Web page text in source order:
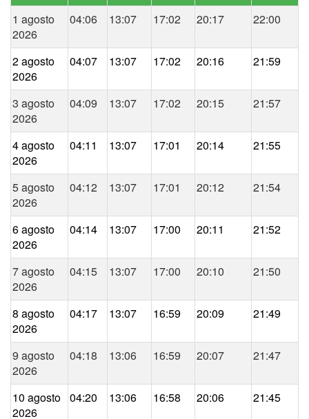
1 agosto
2026
04:06 13:07 17:02 20:17 22:00
2 agosto
2026
04:07 13:07 17:02 20:16 21:59
3 agosto
2026
04:09 13:07 17:02 20:15 21:57
4 agosto
2026
04:11 13:07 17:01 20:14 21:55
5 agosto
2026
04:12 13:07 17:01 20:12 21:54
6 agosto
2026
04:14 13:07 17:00 20:11 21:52
7 agosto
2026
04:15 13:07 17:00 20:10 21:50
8 agosto
2026
04:17 13:07 16:59 20:09 21:49
9 agosto
2026
04:18 13:06 16:59 20:07 21:47
10 agosto
2026
04:20 13:06 16:58 20:06 21:45